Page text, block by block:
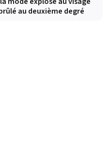
au deuxième degré